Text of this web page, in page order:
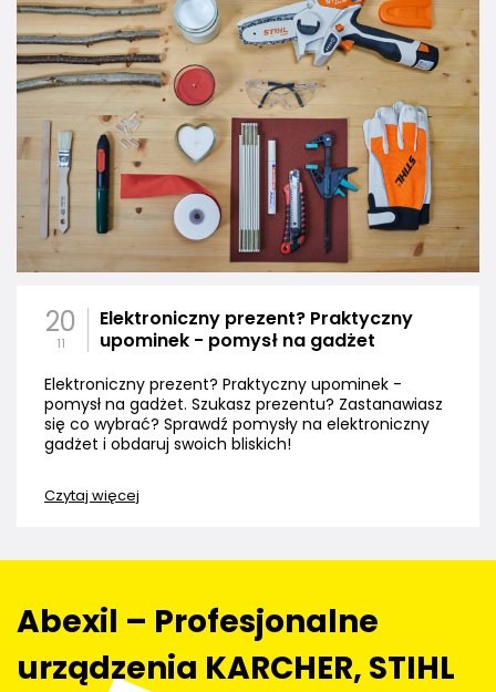
20
11
Elektroniczny prezent? Praktyczny
upominek - pomysł na gadżet
Elektroniczny prezent? Praktyczny upominek -
pomysł na gadżet. Szukasz prezentu? Zastanawiasz
się co wybrać? Sprawdź pomysły na elektroniczny
gadżet i obdaruj swoich bliskich!
Czytaj więcej
Abexil – Profesjonalne
urządzenia KARCHER, STIHL